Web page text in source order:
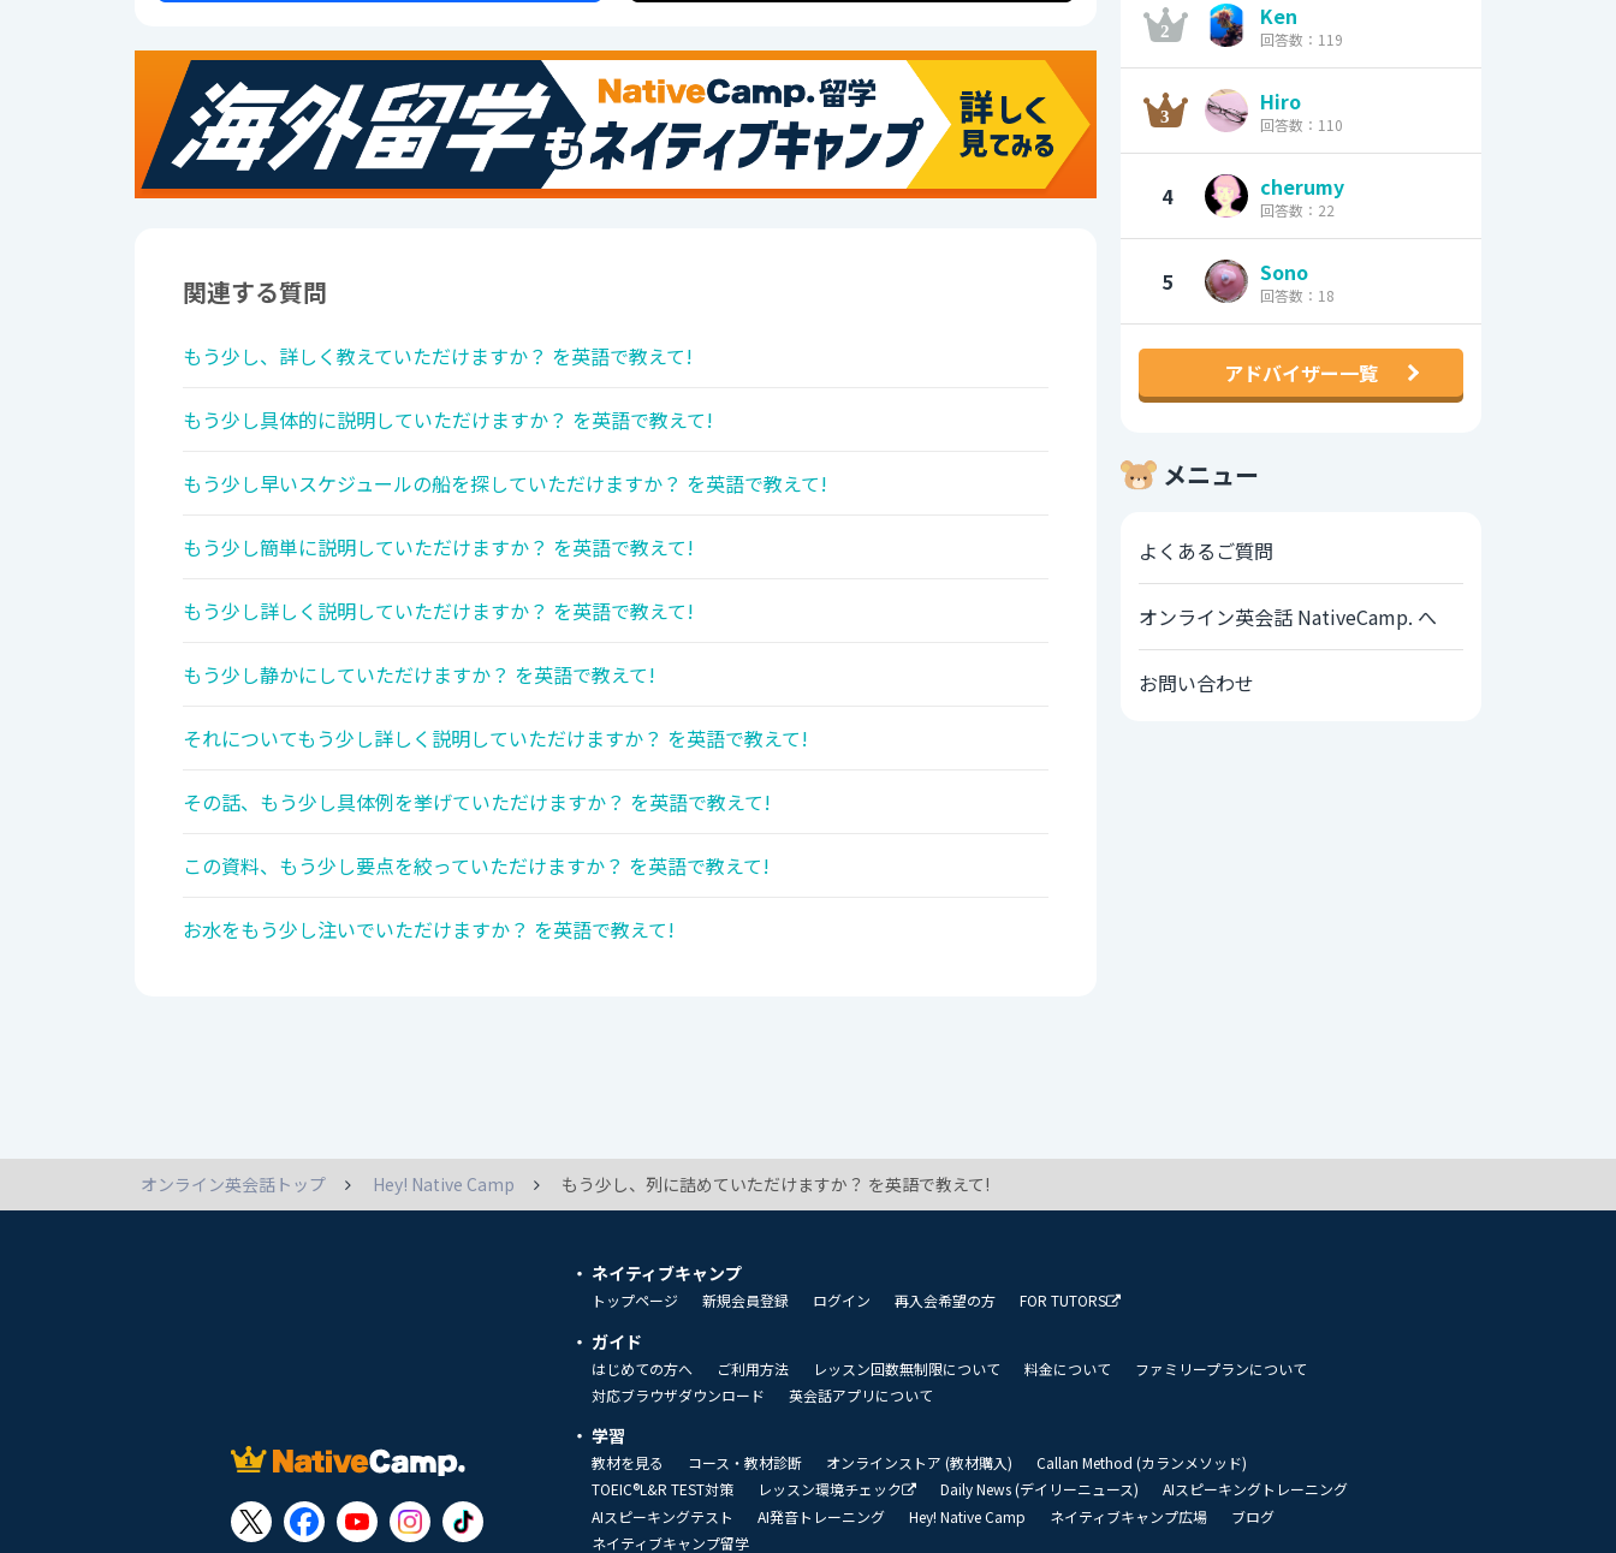
関連する質問
もう少し、詳しく教えていただけますか？ を英語で教えて!
もう少し具体的に説明していただけますか？ を英語で教えて!
もう少し早いスケジュールの船を探していただけますか？ を英語で教えて!
もう少し簡単に説明していただけますか？ を英語で教えて!
もう少し詳しく説明していただけますか？ を英語で教えて!
もう少し静かにしていただけますか？ を英語で教えて!
それについてもう少し詳しく説明していただけますか？ を英語で教えて!
その話、もう少し具体例を挙げていただけますか？ を英語で教えて!
この資料、もう少し要点を絞っていただけますか？ を英語で教えて!
お水をもう少し注いでいただけますか？ を英語で教えて!
Ken
回答数：119
Hiro
回答数：110
4 cherumy
回答数：22
5 Sono
回答数：18
アドバイザー一覧
メニュー
よくあるご質問
オンライン英会話 NativeCamp. へ
お問い合わせ
オンライン英会話トップ Hey! Native Camp もう少し、列に詰めていただけますか？ を英語で教えて!
ネイティブキャンプ
トップページ 新規会員登録 ログイン 再入会希望の方 FOR TUTORS
ガイド
はじめての方へ ご利用方法 レッスン回数無制限について 料金について
ファミリープランについて
対応ブラウザダウンロード
英会話アプリについて
学習
教材を見る コース・教材診断 オンラインストア (教材購入)
Callan Method (カランメソッド)
TOEIC®L&R TEST対策
レッスン環境チェック Daily News (デイリーニュース)
AIスピーキングトレーニング
AIスピーキングテスト
AI発音トレーニング Hey! Native Camp ネイティブキャンプ広場
ブログ
ネイティブキャンプ留学